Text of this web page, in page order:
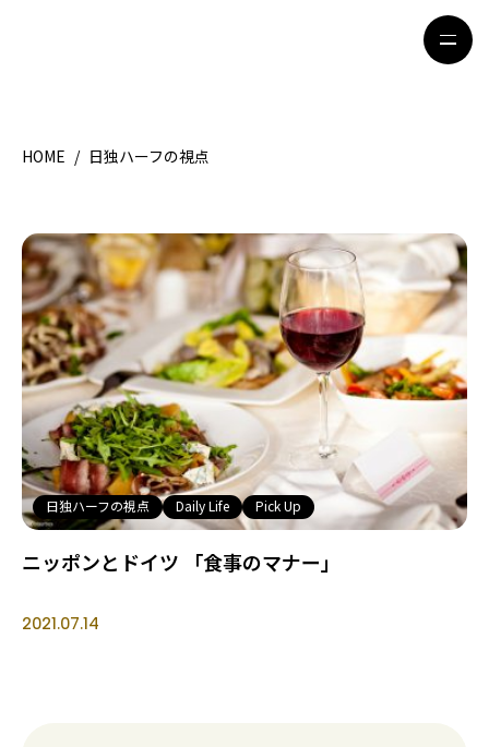
HOME
観光ガイド
留学＆キャリア
ライフスタイル
著者一覧
ライター募集
HOME / 日独ハーフの視点
日独ハーフの視点 Daily Life Pick Up
ニッポンとドイツ 「食事のマナー」
2021.07.14